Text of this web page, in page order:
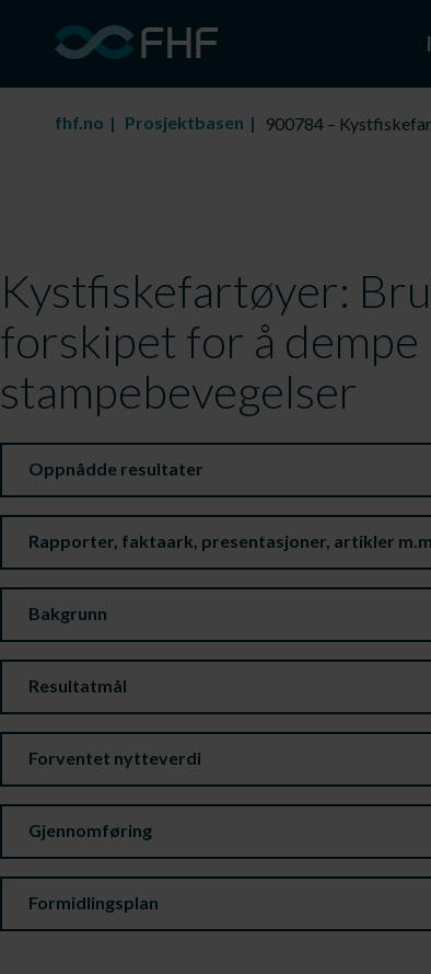
fhf.no Prosjektbasen 900784 –
Kystfiskefartøyer:
forskipet for å dempe
stampebevegelser
Oppnådde resultater
Rapporter, faktaark, presentasjoner, artikler
Bakgrunn
Resultatmål
Forventet nytteverdi
Gjennomføring
Formidlingsplan